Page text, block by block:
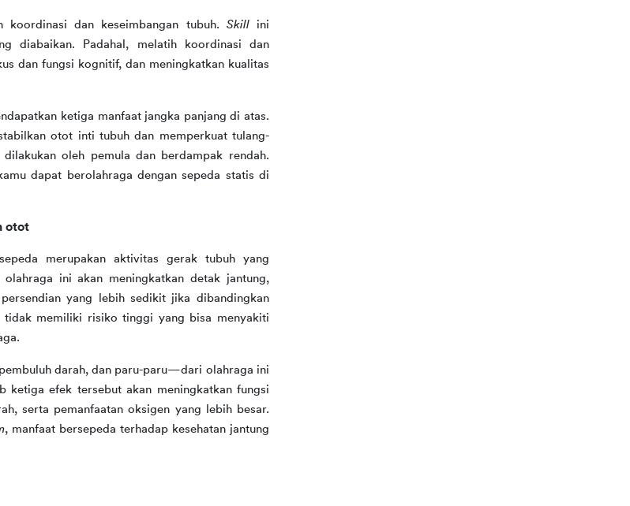
koordinasi dan keseimbangan tubuh. Skill ini
diabaikan. Padahal, melatih koordinasi dan
dan fungsi kognitif, dan meningkatkan kualitas
ketiga manfaat jangka panjang di atas.
otot inti tubuh dan memperkuat tulang-
oleh pemula dan berdampak rendah.
dapat berolahraga dengan sepeda statis di
otot
merupakan aktivitas gerak tubuh yang
ini akan meningkatkan detak jantung,
yang lebih sedikit jika dibandingkan
tidak memiliki risiko tinggi yang bisa menyakiti
darah, dan paru-paru—dari olahraga ini
ketiga efek tersebut akan meningkatkan fungsi
serta pemanfaatan oksigen yang lebih besar.
, manfaat bersepeda terhadap kesehatan jantung